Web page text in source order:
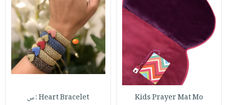
Kids Prayer Mat Mo Heart Bracelet : س